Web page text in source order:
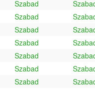
Szabad
Szabad
Szabad
Szabad
Szabad
Szabad
Szabad